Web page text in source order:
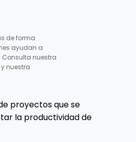
de forma
ayudan a
nuestra
y nuestra
proyectos que se
la productividad de